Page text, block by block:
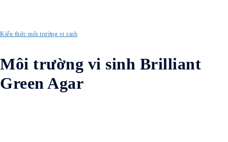
Kiến thức môi trường vi sinh
Môi trường vi sinh Brilliant
Green Agar